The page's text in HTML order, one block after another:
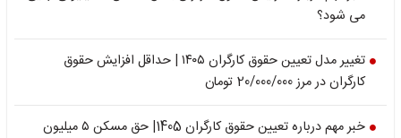
می شود؟
تغییر مدل تعیین حقوق کارگران ۱۴۰۵ | حداقل افزایش حقوق
کارگران در مرز 20/000/000 تومان
خبر مهم درباره تعیین حقوق کارگران 1405| حق مسکن ۵ میلیون